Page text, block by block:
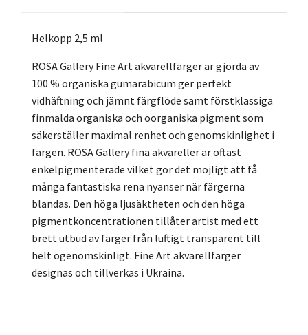
Helkopp 2,5 ml
ROSA Gallery Fine Art akvarellfärger är gjorda av
100 % organiska gumarabicum ger perfekt
vidhäftning och jämnt färgflöde samt förstklassiga
finmalda organiska och oorganiska pigment som
säkerställer maximal renhet och genomskinlighet i
färgen. ROSA Gallery fina akvareller är oftast
enkelpigmenterade vilket gör det möjligt att få
många fantastiska rena nyanser när färgerna
blandas. Den höga ljusäktheten och den höga
pigmentkoncentrationen tillåter artist med ett
brett utbud av färger från luftigt transparent till
helt ogenomskinligt. Fine Art akvarellfärger
designas och tillverkas i Ukraina.